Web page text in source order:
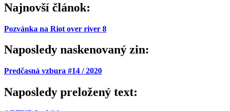
Najnovší článok:
Pozvánka na Riot over river 8
Naposledy naskenovaný zin:
Predčasná vzbura #14 / 2020
Naposledy preložený text: